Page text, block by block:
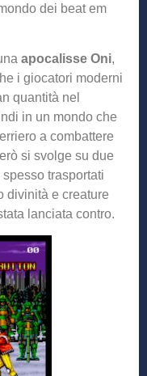
dei beat em
apocalisse Oni,
i giocatori moderni
quantità nel
in un mondo che
a combattere
si svolge su due
trasportati
divinità e creature
lanciata contro.